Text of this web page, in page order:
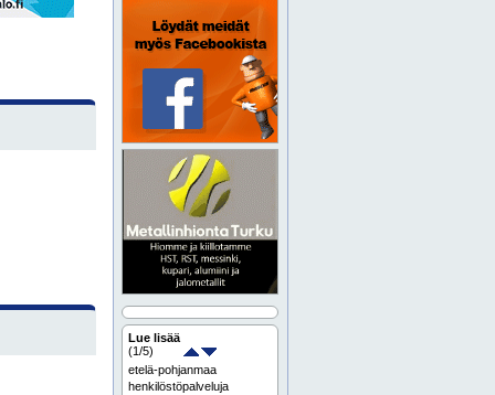
Lue lisää
(1/5)
etelä-pohjanmaa
henkilöstöpalveluja